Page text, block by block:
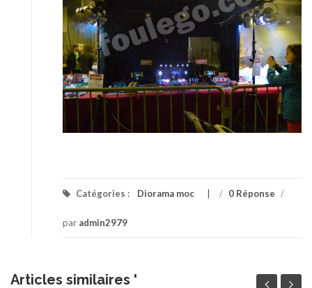
Catégories : Diorama moc / 0 Réponse /
par admin2979
Articles similaires '